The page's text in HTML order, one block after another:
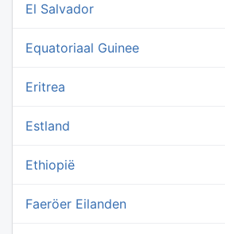
El Salvador
Equatoriaal Guinee
Eritrea
Estland
Ethiopië
Faeröer Eilanden